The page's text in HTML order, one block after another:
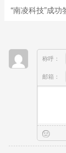
“南凌科技”成
称呼：
邮箱：